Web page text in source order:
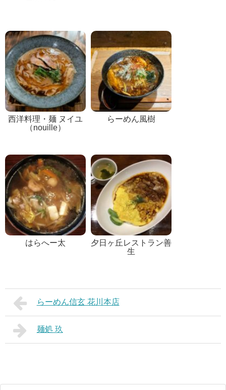
西洋料理・麺 ヌイユ
（nouille）
らーめん風樹
はらへー太
夕日ヶ丘レストラン善
生
らーめん信玄 花川本店
麺処 玖